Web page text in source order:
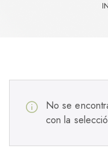
No se
con la